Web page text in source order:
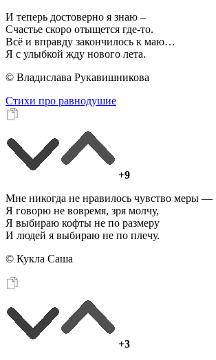
И теперь достоверно я знаю –
Счастье скоро отыщется где-то.
Всё и вправду закончилось к маю…
Я с улыбкой жду нового лета.
© Владислава Рукавишникова
Стихи про равнодушие
+9
Мне никогда не нравилось чувство меры —
Я говорю не вовремя, зря молчу,
Я выбираю кофты не по размеру
И людей я выбираю не по плечу.
© Кукла Саша
+3